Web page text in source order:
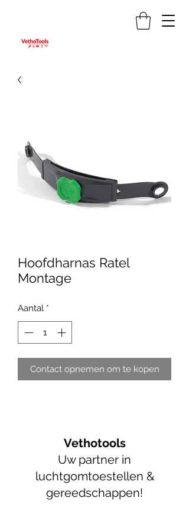
Hoofdharnas Ratel
Montage
Aantal *
Contact opnemen om te kopen
Vethotools
Uw partner in
luchtgomtoestellen &
gereedschappen!